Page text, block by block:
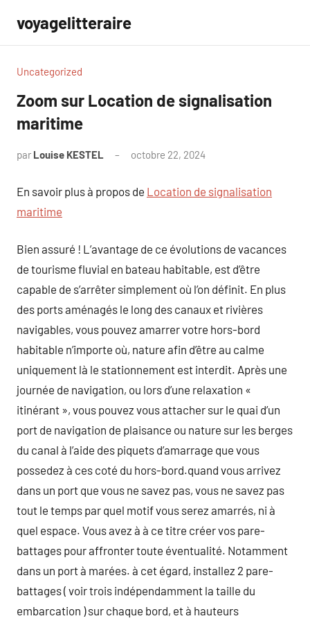
contenu
voyagelitteraire
Uncategorized
Zoom sur Location de signalisation
maritime
par Louise KESTEL octobre 22, 2024
En savoir plus à propos de Location de signalisation
maritime
Bien assuré ! L’avantage de ce évolutions de vacances
de tourisme fluvial en bateau habitable, est d’être
capable de s’arrêter simplement où l’on définit. En plus
des ports aménagés le long des canaux et rivières
navigables, vous pouvez amarrer votre hors-bord
habitable n’importe où, nature afin d’être au calme
uniquement là le stationnement est interdit. Après une
journée de navigation, ou lors d’une relaxation «
itinérant », vous pouvez vous attacher sur le quai d’un
port de navigation de plaisance ou nature sur les berges
du canal à l’aide des piquets d’amarrage que vous
possedez à ces coté du hors-bord.quand vous arrivez
dans un port que vous ne savez pas, vous ne savez pas
tout le temps par quel motif vous serez amarrés, ni à
quel espace. Vous avez à à ce titre créer vos pare-
battages pour affronter toute éventualité. Notamment
dans un port à marées. à cet égard, installez 2 pare-
battages ( voir trois indépendamment la taille du
embarcation ) sur chaque bord, et à hauteurs